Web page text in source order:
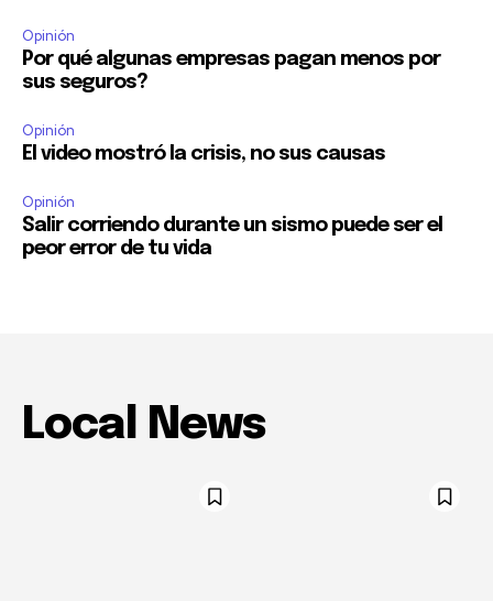
Opinión
Por qué algunas empresas pagan menos por
sus seguros?
Opinión
El video mostró la crisis, no sus causas
Opinión
Salir corriendo durante un sismo puede ser el
peor error de tu vida
Local News